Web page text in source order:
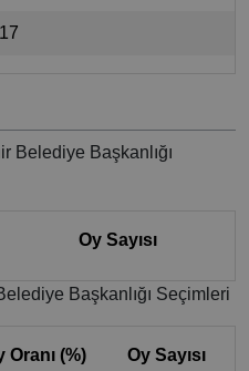
Belediye Başkanlığı
Oy Sayısı
Başkanlığı Seçimleri
Oranı (%) Oy Sayısı